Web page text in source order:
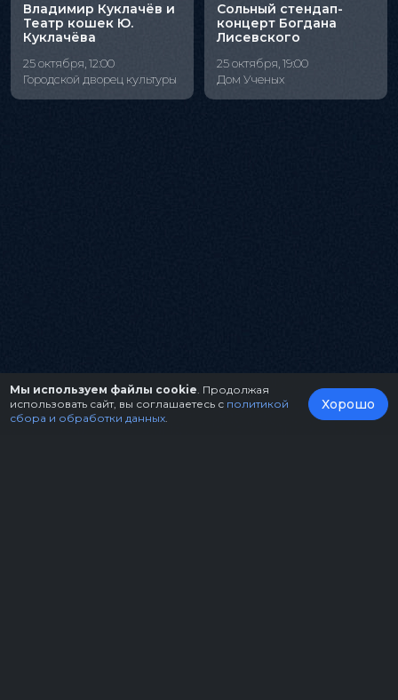
Владимир Куклачёв и
Театр кошек Ю.
Куклачёва
25 октября, 12:00
Городской дворец культуры
Сольный стендап-
концерт Богдана
Лисевского
25 октября, 19:00
Дом Ученых
Мы используем файлы cookie . Продолжая
использовать сайт, вы соглашаетесь с политикой
сбора и обработки данных
Хорошо